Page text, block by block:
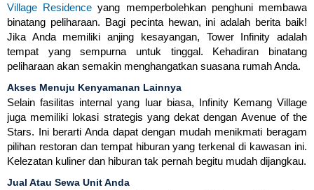
Village Residence yang memperbolehkan penghuni membawa
binatang peliharaan. Bagi pecinta hewan, ini adalah berita baik!
Jika Anda memiliki anjing kesayangan, Tower Infinity adalah
tempat yang sempurna untuk tinggal. Kehadiran binatang
peliharaan akan semakin menghangatkan suasana rumah Anda.
Akses Menuju Kenyamanan Lainnya
Selain fasilitas internal yang luar biasa, Infinity Kemang Village
juga memiliki lokasi strategis yang dekat dengan Avenue of the
Stars. Ini berarti Anda dapat dengan mudah menikmati beragam
pilihan restoran dan tempat hiburan yang terkenal di kawasan ini.
Kelezatan kuliner dan hiburan tak pernah begitu mudah dijangkau.
Jual Atau Sewa Unit Anda